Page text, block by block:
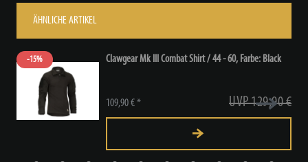
ÄHNLICHE ARTIKEL
-15% Clawgear Mk III Combat Shirt / 44 - 60, Farbe: Black
UVP 129,90 €
109,90 € *